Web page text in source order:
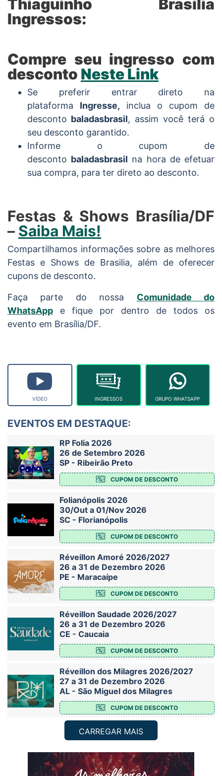
Thiaguinho Brasília
Ingressos:
Compre seu ingresso com
desconto Neste Link
Se preferir entrar direto na
plataforma Ingresse, inclua o cupom de
desconto baladasbrasil, assim você terá o
seu desconto garantido.
Informe o cupom de
desconto baladasbrasil na hora de efetuar
sua compra, para ter direto ao desconto.
Festas & Shows Brasília/DF
– Saiba Mais!
Compartilhamos informações sobre as melhores
Festas e Shows de Brasilia, além de oferecer
cupons de desconto.
Faça parte do nossa Comunidade do
WhatsApp e fique por dentro de todos os
evento em Brasília/DF.
VÍDEO INGRESSOS GRUPO WHATSAPP
EVENTOS EM DESTAQUE:
RP Folia 2026
26 de Setembro 2026
SP - Ribeirão Preto
CUPOM DE DESCONTO
Folianópolis 2026
30/Out a 01/Nov 2026
SC - Florianópolis
CUPOM DE DESCONTO
Réveillon Amoré 2026/2027
26 a 31 de Dezembro 2026
PE - Maracaípe
CUPOM DE DESCONTO
Réveillon Saudade 2026/2027
26 a 31 de Dezembro 2026
CE - Caucaia
CUPOM DE DESCONTO
Réveillon dos Milagres 2026/2027
27 a 31 de Dezembro 2026
AL - São Miguel dos Milagres
CUPOM DE DESCONTO
CARREGAR MAIS